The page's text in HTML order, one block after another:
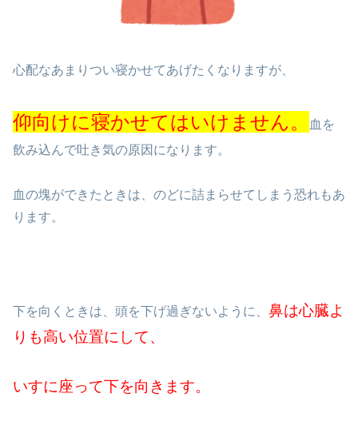
心配なあまりつい寝かせてあげたくなりますが、
仰向けに寝かせてはいけません。
血を
飲み込んで吐き気の原因になります。
血の塊ができたときは、のどに詰まらせてしまう恐れもあ
ります。
下を向くときは、頭を下げ過ぎないように、 鼻は心臓よ
りも高い位置にして、
いすに座って下を向きます。